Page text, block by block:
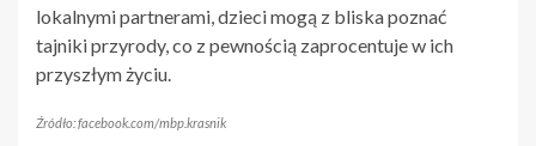
lokalnymi partnerami, dzieci mogą z bliska poznać
tajniki przyrody, co z pewnością zaprocentuje w ich
przyszłym życiu.
Źródło: facebook.com/mbp.krasnik